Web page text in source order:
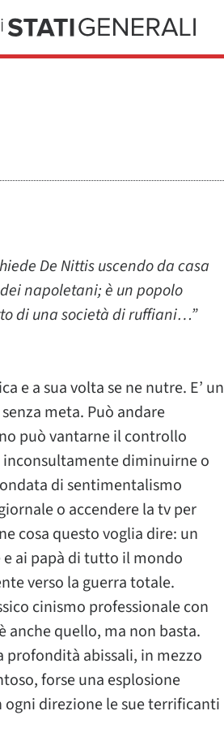
De Nittis uscendo da casa
napoletani; è un popolo
di una società di ruffiani…”
e a sua volta se ne nutre. E’ un
meta. Può andare
può vantarne il controllo
diminuirne o
di sentimentalismo
o accendere la tv per
cosa questo voglia dire: un
ai papà di tutto il mondo
verso la guerra totale.
cinismo professionale con
anche quello, ma non basta.
profondità abissali, in mezzo
forse una esplosione
direzione le sue terrificanti